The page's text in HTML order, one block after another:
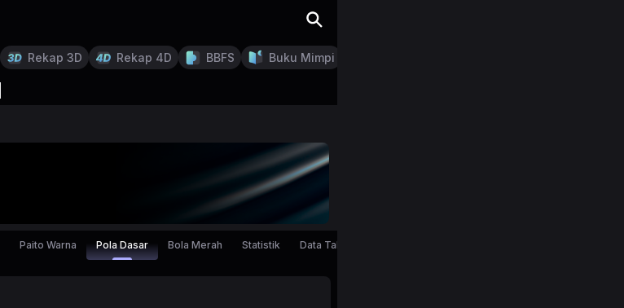
Rekap 3D Rekap 4D BBFS Buku Mimpi
Paito Warna Pola Dasar Bola Merah Statistik Data Tahunan